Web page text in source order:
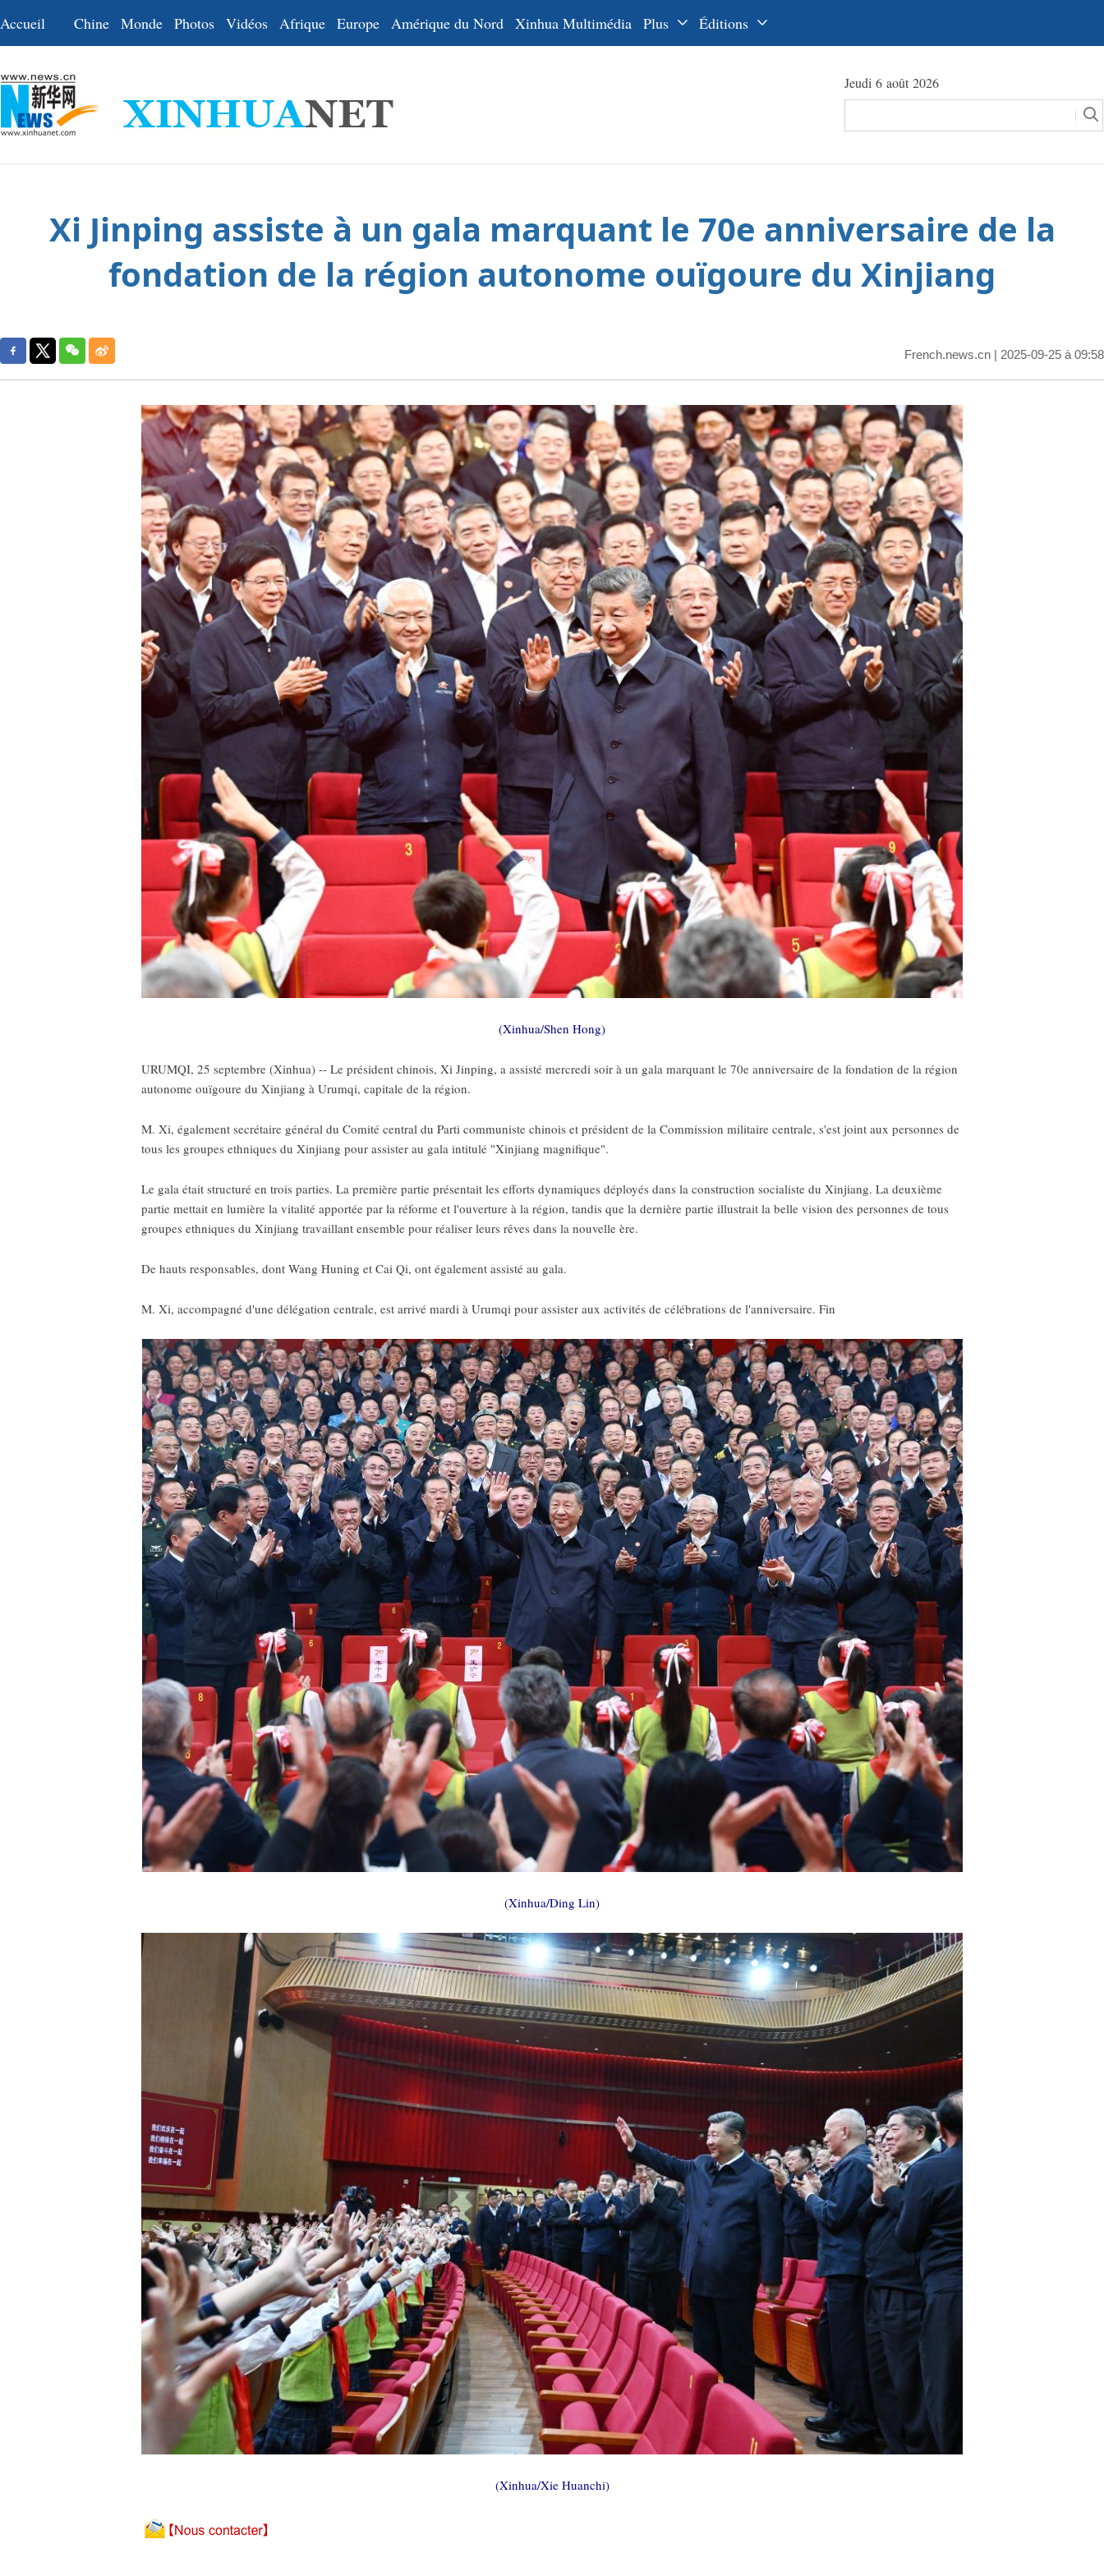
Accueil Chine Monde Photos Vidéos Afrique Europe Amérique du Nord Xinhua Multimédia Plus Éditions
عربي
日本語
Jeudi 6 août 2026
Xi Jinping assiste à un gala marquant le 70e anniversaire de la
fondation de la région autonome ouïgoure du Xinjiang
French.news.cn | 2025-09-25 à 09:58
(Xinhua/Shen Hong)
URUMQI, 25 septembre (Xinhua) -- Le président chinois, Xi Jinping, a assisté mercredi soir à un gala marquant le 70e anniversaire de la fondation de la région
autonome ouïgoure du Xinjiang à Urumqi, capitale de la région.
M. Xi, également secrétaire général du Comité central du Parti communiste chinois et président de la Commission militaire centrale, s'est joint aux personnes de
tous les groupes ethniques du Xinjiang pour assister au gala intitulé "Xinjiang magnifique".
Le gala était structuré en trois parties. La première partie présentait les efforts dynamiques déployés dans la construction socialiste du Xinjiang. La deuxième
partie mettait en lumière la vitalité apportée par la réforme et l'ouverture à la région, tandis que la dernière partie illustrait la belle vision des personnes de tous
groupes ethniques du Xinjiang travaillant ensemble pour réaliser leurs rêves dans la nouvelle ère.
De hauts responsables, dont Wang Huning et Cai Qi, ont également assisté au gala.
M. Xi, accompagné d'une délégation centrale, est arrivé mardi à Urumqi pour assister aux activités de célébrations de l'anniversaire. Fin
(Xinhua/Ding Lin)
(Xinhua/Xie Huanchi)